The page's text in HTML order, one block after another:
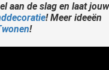
aan de slag en laat jouw
! Meer ideeën
!